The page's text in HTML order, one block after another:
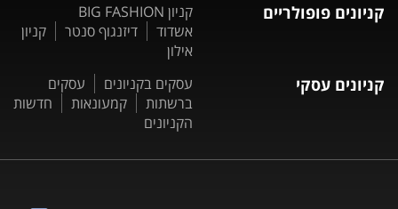
קניונים פופולריים
קניון BIG FASHION
אשדוד
דיזנגוף סנטר
קניון
אילון
קניונים עסקי עסקים בקניונים
עסקים
ברשתות
קמעונאות
חדשות
הקניונים